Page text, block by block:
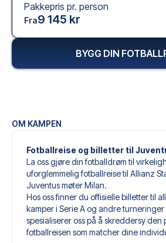
OM KAMPEN
Fotballreise og billetter til
La oss gjøre din fotballdrøm til
uforglemmelig fotballreise til Allianz
Juventus møter Milan.
Hos oss finner du offisielle billetter til
kamper i Serie A og andre
spesialiserer oss på å skreddersy den
fotballreisen som matcher dine
Pakkepris pr. person
Fra9 145 kr
BYGG DIN